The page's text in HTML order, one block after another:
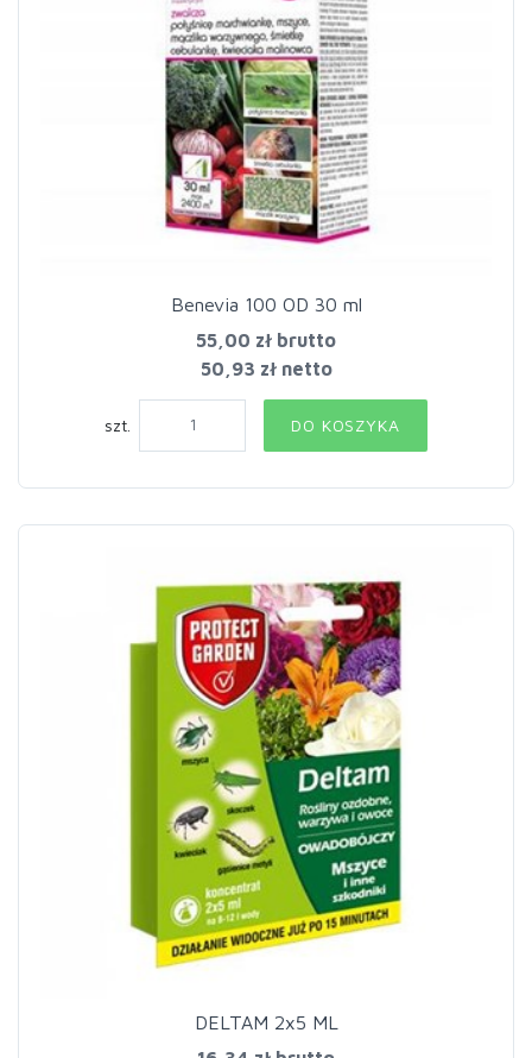
Benevia 100 OD 30 ml
55,00 zł brutto
50,93 zł netto
szt. DO KOSZYKA
DELTAM 2x5 ML